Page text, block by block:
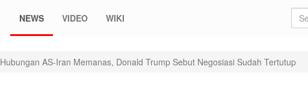
NEWS VIDEO WIKI
Hubungan AS-Iran Memanas, Donald Trump Sebut Negosiasi Sudah Tertutup